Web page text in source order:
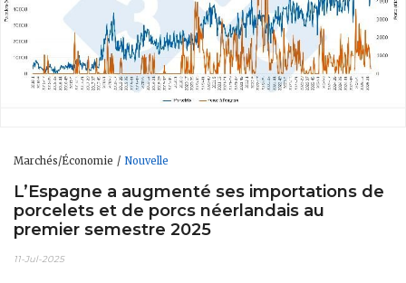
Marchés/Économie Nouvelle
L’Espagne a augmenté ses importations de
porcelets et de porcs néerlandais au
premier semestre 2025
11-Jul-2025